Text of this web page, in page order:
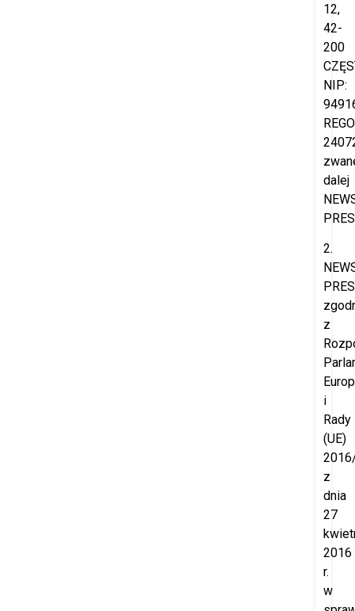
12,
42-
200
NIP:
dalej
2.
z
i
Rady
(UE)
z
dnia
27
2016
r.
w